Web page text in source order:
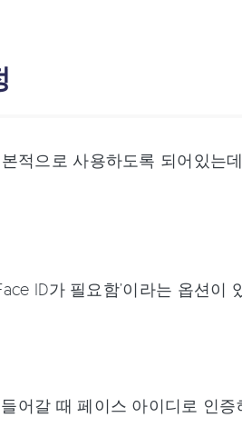
적으로 사용하도록 되어있는
ID가 필요함’이라는 옵션이
어갈 때 페이스 아이디로 인증